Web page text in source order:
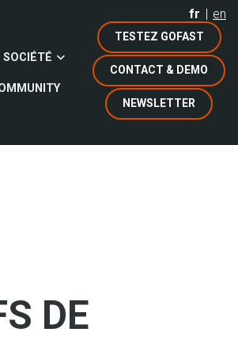
fr en
TESTEZ GOFAST
CONTACT & DEMO
NEWSLETTER
SOCIÉTÉ
DE